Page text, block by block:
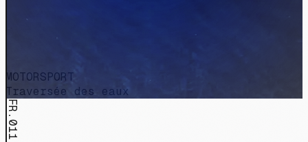
MOTORSPORT
Traversée des eaux
FR.011